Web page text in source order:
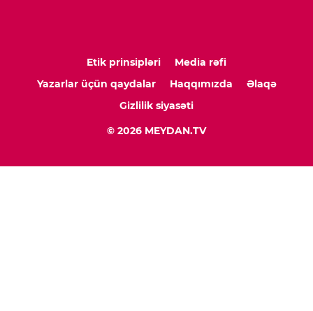
Etik prinsipləri
Media rəfi
Yazarlar üçün qaydalar
Haqqımızda
Əlaqə
Gizlilik siyasəti
© 2026 MEYDAN.TV